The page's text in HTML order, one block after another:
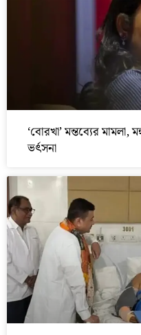
‘বোরখা’ মন্তব্যের মামলা,
ভর্ৎসনা